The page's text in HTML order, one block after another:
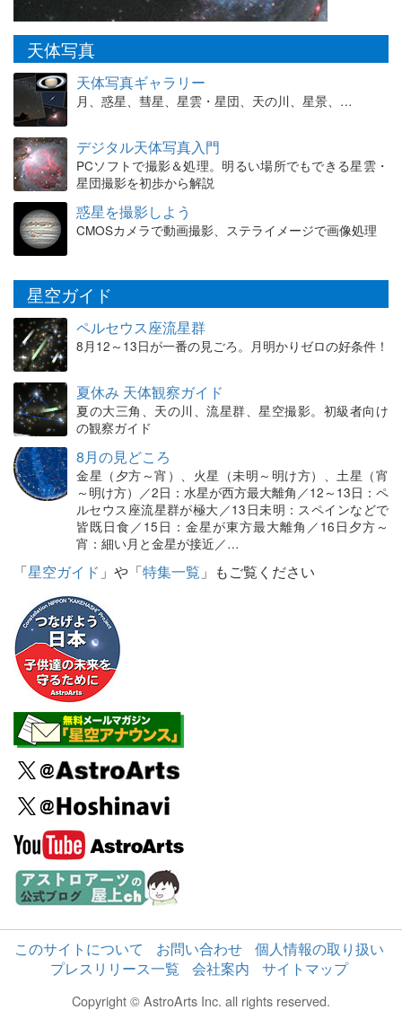
天体写真
天体写真ギャラリー
月、惑星、彗星、星雲・星団、天の川、星景、…
デジタル天体写真入門
PCソフトで撮影＆処理。明るい場所でもできる星雲・
星団撮影を初歩から解説
惑星を撮影しよう
CMOSカメラで動画撮影、ステライメージで画像処理
星空ガイド
ペルセウス座流星群
8月12～13日が一番の見ごろ。月明かりゼロの好条件！
夏休み 天体観察ガイド
夏の大三角、天の川、流星群、星空撮影。初級者向け
の観察ガイド
8月の見どころ
金星（夕方～宵）、火星（未明～明け方）、土星（宵
～明け方）／2日：水星が西方最大離角／12～13日：ペ
ルセウス座流星群が極大／13日未明：スペインなどで
皆既日食／15日：金星が東方最大離角／16日夕方～
宵：細い月と金星が接近／…
「星空ガイド 」や「特集一覧 」もご覧ください
このサイトについて お問い合わせ
個人情報の取り扱い
プレスリリース一覧
会社案内 サイトマップ
Copyright © AstroArts Inc. all rights reserved.